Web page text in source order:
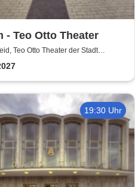
- Teo Otto Theater
Teo Otto Theater der Stadt
19:30 Uhr